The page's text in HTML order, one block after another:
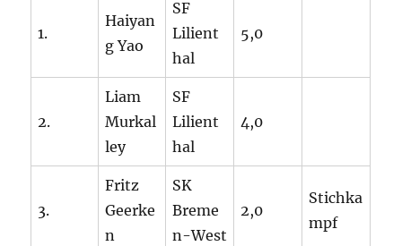
1.
Haiyan
g Yao
SF
Lilient
hal
5,0
2.
Liam
Murkal
ley
SF
Lilient
hal
4,0
3.
Fritz
Geerke
n
SK
Breme
n-West
2,0
Stichka
mpf